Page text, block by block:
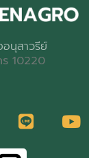
นุสาวรีย์
ร 10220